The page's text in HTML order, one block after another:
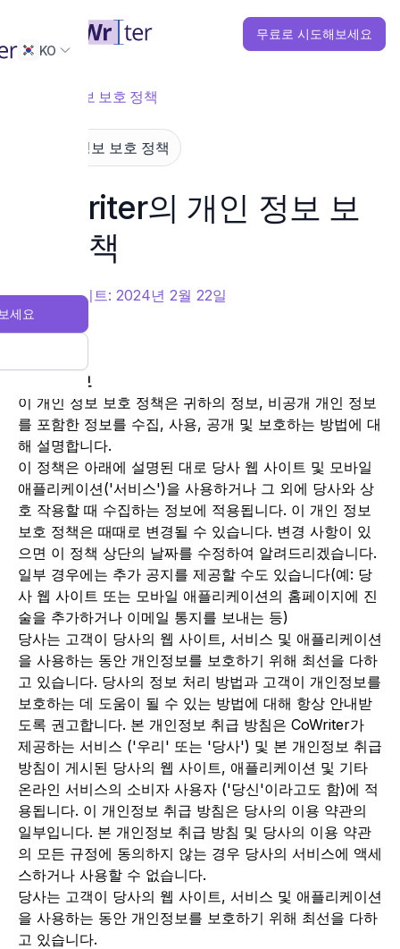
무료로 시도해보세요
KO
세요
개인 정보 보호 정책
개인 정보 보호 정책
CoWriter의 개인 정보 보
호 정책
최종 업데이트: 2024년 2월 22일
1. 일반 정보
이 개인 정보 보호 정책은 귀하의 정보, 비공개 개인 정보
를 포함한 정보를 수집, 사용, 공개 및 보호하는 방법에 대
해 설명합니다.
이 정책은 아래에 설명된 대로 당사 웹 사이트 및 모바일
애플리케이션('서비스')을 사용하거나 그 외에 당사와 상
호 작용할 때 수집하는 정보에 적용됩니다. 이 개인 정보
보호 정책은 때때로 변경될 수 있습니다. 변경 사항이 있
으면 이 정책 상단의 날짜를 수정하여 알려드리겠습니다.
일부 경우에는 추가 공지를 제공할 수도 있습니다(예: 당
사 웹 사이트 또는 모바일 애플리케이션의 홈페이지에 진
술을 추가하거나 이메일 통지를 보내는 등)
당사는 고객이 당사의 웹 사이트, 서비스 및 애플리케이션
을 사용하는 동안 개인정보를 보호하기 위해 최선을 다하
고 있습니다. 당사의 정보 처리 방법과 고객이 개인정보를
보호하는 데 도움이 될 수 있는 방법에 대해 항상 안내받
도록 권고합니다. 본 개인정보 취급 방침은 CoWriter가
제공하는 서비스 ('우리' 또는 '당사') 및 본 개인정보 취급
방침이 게시된 당사의 웹 사이트, 애플리케이션 및 기타
온라인 서비스의 소비자 사용자 ('당신'이라고도 함)에 적
용됩니다. 이 개인정보 취급 방침은 당사의 이용 약관의
일부입니다. 본 개인정보 취급 방침 및 당사의 이용 약관
의 모든 규정에 동의하지 않는 경우 당사의 서비스에 액세
스하거나 사용할 수 없습니다.
당사는 고객이 당사의 웹 사이트, 서비스 및 애플리케이션
을 사용하는 동안 개인정보를 보호하기 위해 최선을 다하
고 있습니다.